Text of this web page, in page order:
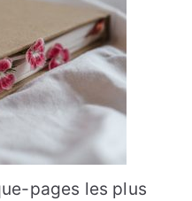
pages les plus